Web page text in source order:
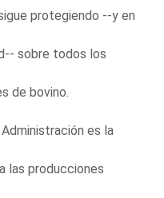
protegiendo --y en
sobre todos los
de bovino.
es la
las producciones